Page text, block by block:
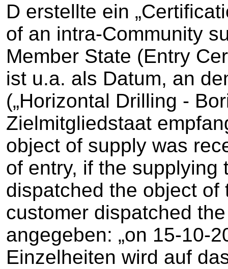
D erstellte ein
of an intra-Community
Member State (Entry
ist u.a. als Datum, an
(„Horizontal Drilling -
Zielmitgliedstaat
object of supply was
of entry, if the supplying
dispatched the object of
customer dispatched
angegeben: „on 15-10-
Einzelheiten wird auf